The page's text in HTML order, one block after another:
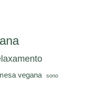
vegana sono